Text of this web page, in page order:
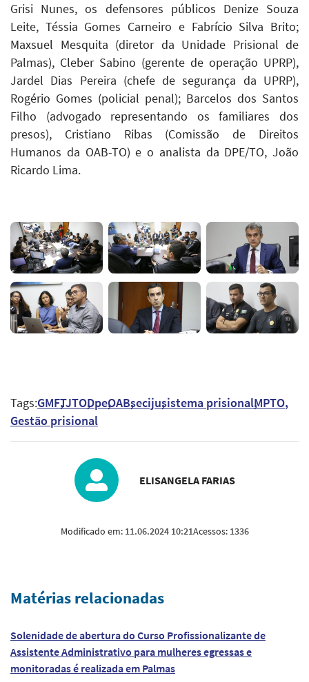
Grisi Nunes, os defensores públicos Denize Souza
Leite, Téssia Gomes Carneiro e Fabrício Silva Brito;
Maxsuel Mesquita (diretor da Unidade Prisional de
Palmas), Cleber Sabino (gerente de operação UPRP),
Jardel Dias Pereira (chefe de segurança da UPRP),
Rogério Gomes (policial penal); Barcelos dos Santos
Filho (advogado representando os familiares dos
presos), Cristiano Ribas (Comissão de Direitos
Humanos da OAB-TO) e o analista da DPE/TO, João
Ricardo Lima.
Tags:GMFTJTODpeOABsecijusistema prisionalMPTO
Gestão prisional
ELISANGELA FARIAS
Modificado em: 11.06.2024 10:21Acessos: 1336
Matérias relacionadas
Solenidade de abertura do Curso Profissionalizante de
Assistente Administrativo para mulheres egressas e
monitoradas é realizada em Palmas